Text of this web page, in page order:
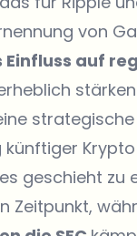
von
Einfluss auf
Krypto
geschieht zu
Zeitpunkt,